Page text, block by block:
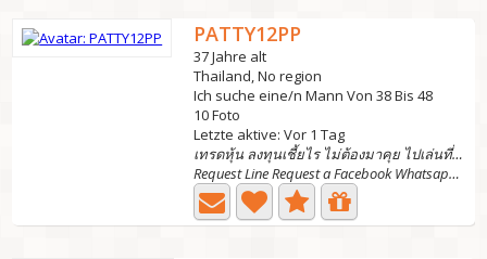
PATTY12PP
37 Jahre alt
Thailand, No region
Ich suche eine/n Mann Von 38 Bis 48
10 Foto
Letzte aktive: Vor 1 Tag
เทรดหุ้น ลงทุนเชี้ยไร ไม่ต้องมาคุย ไปเล่นที่อื่น
Request Line Request a Facebook Whatsapp request So I...